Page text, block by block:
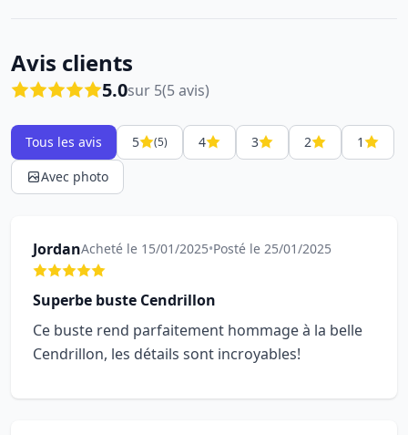
Avis clients
5.0sur 5(5 avis)
Tous les avis 5 (5) 4 3 2
1
Avec photo
JordanAcheté le 15/01/2025•Posté le 25/01/2025
Superbe buste Cendrillon
Ce buste rend parfaitement hommage à la belle
Cendrillon, les détails sont incroyables!